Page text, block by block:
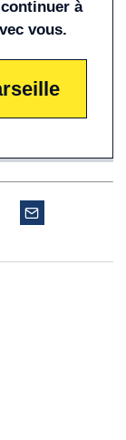
à
vous.